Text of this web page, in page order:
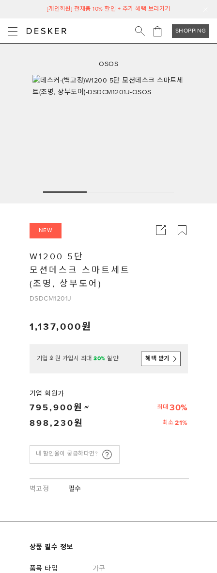
[개인회원] 전제품 10% 할인 + 추가 혜택 보러가기
SHOPPING
OSOS
W1200 5단
모션데스크 스마트세트
(조명, 상부도어)
DSDCM1201J
1,137,000
NEW
기업 회원 가입시 최대 30% 할인! 혜택 받기
기업 회원가
795,900 최대 30%
898,230
최소 21%
내 할인율이 궁금하다면?
벽고정 필수
상품 필수 정보
품목 타입
가구